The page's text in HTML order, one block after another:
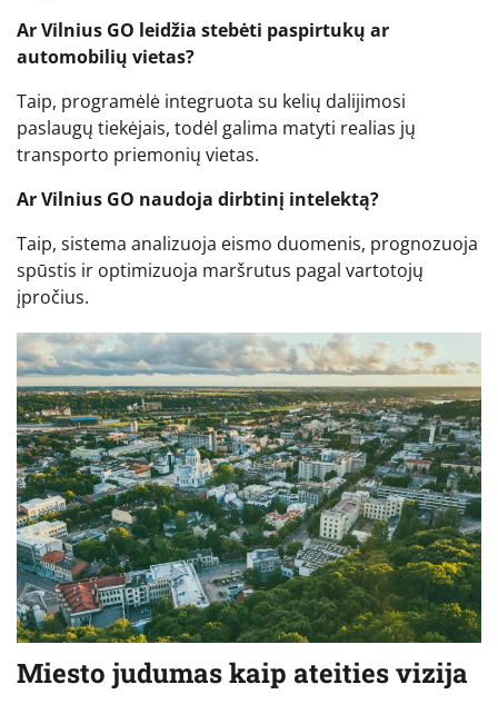
Ar Vilnius GO leidžia stebėti paspirtukų ar
automobilių vietas?
Taip, programėlė integruota su kelių dalijimosi
paslaugų tiekėjais, todėl galima matyti realias jų
transporto priemonių vietas.
Ar Vilnius GO naudoja dirbtinį intelektą?
Taip, sistema analizuoja eismo duomenis, prognozuoja
spūstis ir optimizuoja maršrutus pagal vartotojų
įpročius.
Miesto judumas kaip ateities vizija